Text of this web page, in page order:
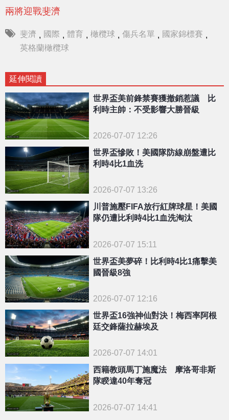
兩將迎戰斐濟
斐濟 , 國際 , 體育 , 橄欖球 , 傷兵名單 , 國家錦標賽 ,
英格蘭橄欖球
延伸閱讀
世界盃美前鋒禁賽獲撤銷惹議 比
利時主帥：不受影響大勝晉級
2026-07-07 12:26
世界盃慘敗！美國隊防線崩盤遭比
利時4比1血洗
2026-07-07 13:26
川普施壓FIFA放行紅牌球星！美國
隊仍遭比利時4比1血洗淘汰
2026-07-07 15:11
世界盃美夢碎！比利時4比1痛擊美
國晉級8強
2026-07-07 12:16
世界盃16強神仙對決！梅西率阿根
廷交鋒薩拉赫埃及
2026-07-07 14:01
西籍教頭馬丁施魔法 摩洛哥非斯
隊睽違40年奪冠
2026-07-07 14:41